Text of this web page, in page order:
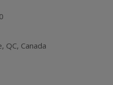
, QC, Canada